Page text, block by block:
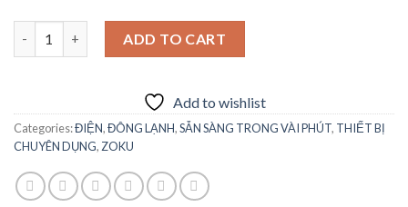
ADD TO CART
Add to wishlist
Categories:ĐIỆN,ĐÔNG LẠNH,SẴN SÀNG TRONG VÀI PHÚT, THIẾT BỊ
CHUYÊN DỤNG, ZOKU